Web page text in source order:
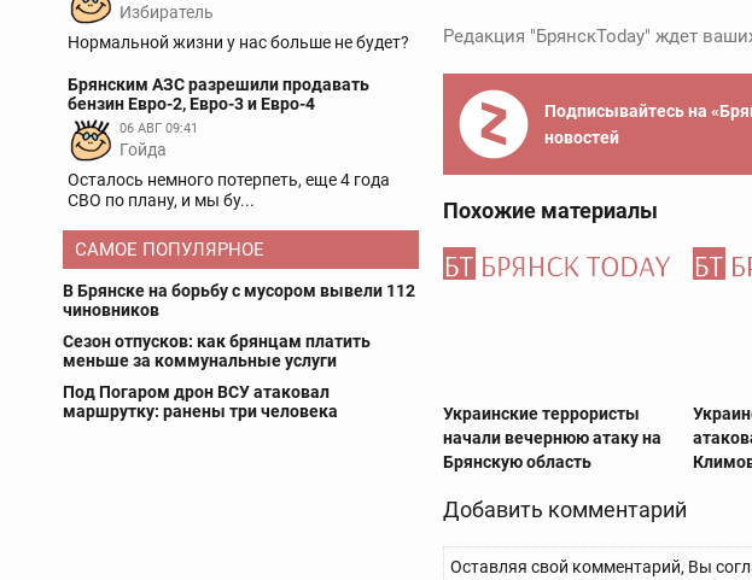
Избиратель
Нормальной жизни у нас больше не будет?
Брянским АЗС разрешили продавать
бензин Евро-2, Евро-3 и Евро-4
06 АВГ 09:41
Гойда
Осталось немного потерпеть, еще 4 года
СВО по плану, и мы бу...
САМОЕ ПОПУЛЯРНОЕ
В Брянске на борьбу с мусором вывели 112
чиновников
Сезон отпусков: как брянцам платить
меньше за коммунальные услуги
Под Погаром дрон ВСУ атаковал
маршрутку: ранены три человека
Редакция "БрянскToday" ждет
Подписывайтесь на
новостей
Похожие материалы
Украинские террористы
начали вечернюю атаку на
Брянскую область
Добавить комментарий
Оставляя свой комментарий, Вы